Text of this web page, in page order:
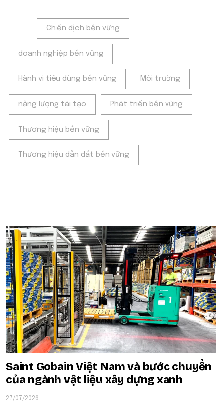
Chiến dịch bền vững
doanh nghiệp bền vững
Hành vi tiêu dùng bền vững Môi trường
năng lượng tái tạo Phát triển bền vững
Thương hiệu bền vững
Thương hiệu dẫn dắt bền vững
Saint Gobain Việt Nam và bước chuyển
của ngành vật liệu xây dựng xanh
27/07/2026